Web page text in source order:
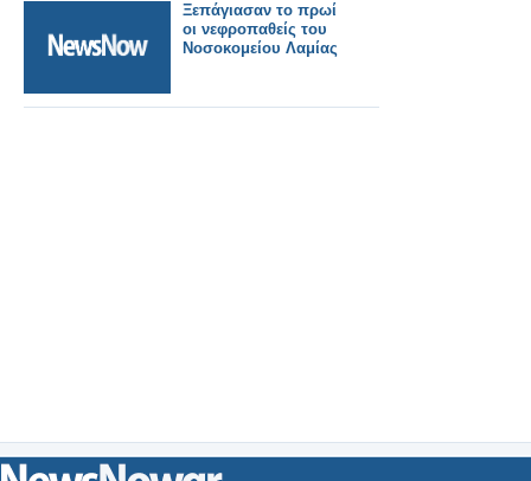
Ξεπάγιασαν το πρωί
οι νεφροπαθείς του
Νοσοκομείου Λαμίας